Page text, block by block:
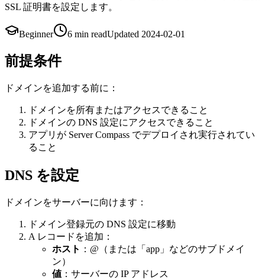
SSL 証明書を設定します。
Beginner 6 min readUpdated 2024-02-01
前提条件
ドメインを追加する前に：
ドメインを所有またはアクセスできること
ドメインの DNS 設定にアクセスできること
アプリが Server Compass でデプロイされ実行されてい
ること
DNS を設定
ドメインをサーバーに向けます：
ドメイン登録元の DNS 設定に移動
A レコードを追加：
ホスト ：@（または「app」などのサブドメイ
ン）
値 ：サーバーの IP アドレス